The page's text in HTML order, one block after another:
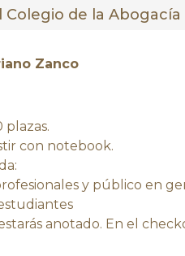
de la Abogacía
Zanco
plazas.
con notebook.
y público en
anotado. En el